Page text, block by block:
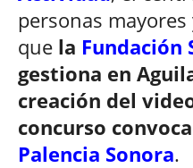
personas
que la Fundación
gestiona en
creación del
concurso
Palencia Sonora.